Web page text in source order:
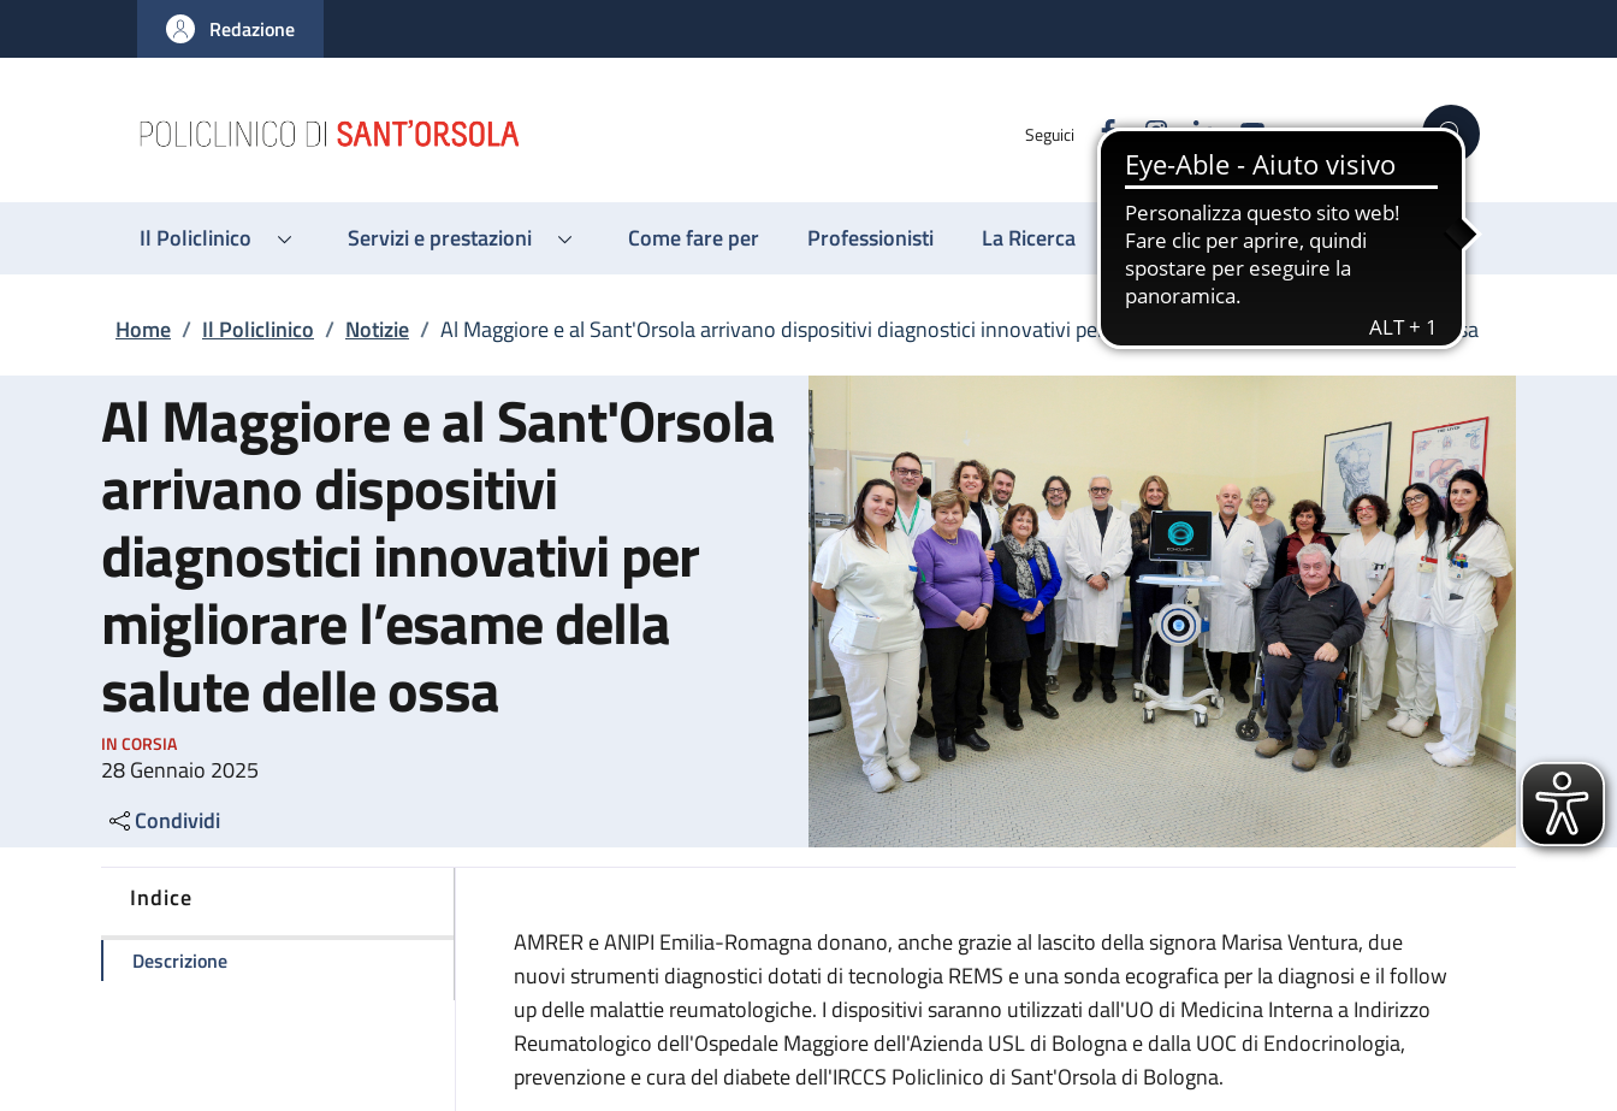
al contenuto principale
to footer content
Redazione
Seguici FacebookInstagram
LinkedinYouTube Cerca
Il Policlinico Servizi e prestazioni Come fare per Professionisti La Ricerca Sostienici
Briciole di pane
Home / Il Policlinico / Notizie / Al Maggiore e al Sant'Orsola arrivano dispositivi diagnostici innovativi per migliorare l’esame della salute delle ossa
Al Maggiore e al Sant'Orsola
arrivano dispositivi
diagnostici innovativi per
migliorare l’esame della
salute delle ossa
IN CORSIA
28 Gennaio 2025
Condividi
Indice
Descrizionedella pagina Al Maggiore e al Sant'Orsola arrivano dispositivi diagnostici innovativi per migliorare l’esame della salute delle ossa
AMRER e ANIPI Emilia-Romagna donano, anche grazie al lascito della signora Marisa Ventura, due
nuovi strumenti diagnostici dotati di tecnologia REMS e una sonda ecografica per la diagnosi e il follow
up delle malattie reumatologiche. I dispositivi saranno utilizzati dall'UO di Medicina Interna a Indirizzo
Reumatologico dell'Ospedale Maggiore dell'Azienda USL di Bologna e dalla UOC di Endocrinologia,
prevenzione e cura del diabete dell'IRCCS Policlinico di Sant'Orsola di Bologna.